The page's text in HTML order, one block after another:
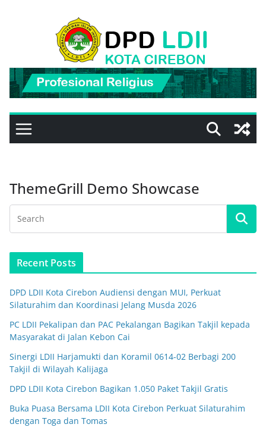
ThemeGrill Demo Showcase
Recent Posts
DPD LDII Kota Cirebon Audiensi dengan MUI, Perkuat
Silaturahim dan Koordinasi Jelang Musda 2026
PC LDII Pekalipan dan PAC Pekalangan Bagikan Takjil kepada
Masyarakat di Jalan Kebon Cai
Sinergi LDII Harjamukti dan Koramil 0614-02 Berbagi 200
Takjil di Wilayah Kalijaga
DPD LDII Kota Cirebon Bagikan 1.050 Paket Takjil Gratis
Buka Puasa Bersama LDII Kota Cirebon Perkuat Silaturahim
dengan Toga dan Tomas